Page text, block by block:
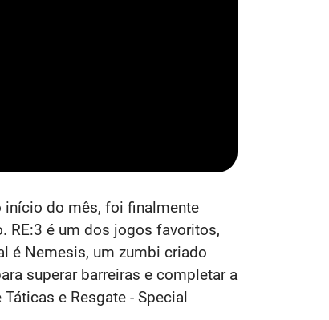
início do mês, foi finalmente
RE:3 é um dos jogos favoritos,
é Nemesis, um zumbi criado
superar barreiras e completar a
e Resgate - Special